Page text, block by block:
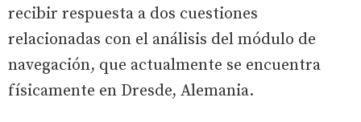
recibir respuesta a dos cuestiones
relacionadas con el análisis del módulo de
navegación, que actualmente se encuentra
físicamente en Dresde, Alemania.